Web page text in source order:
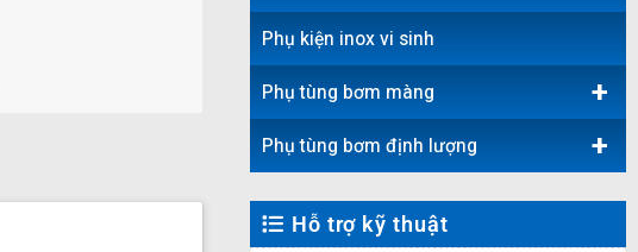
Phụ kiện inox vi sinh
Phụ tùng bơm màng +
Phụ tùng bơm định lượng +
Hỗ trợ kỹ thuật